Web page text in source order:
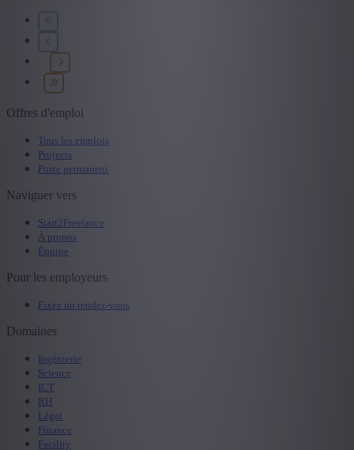
+ Montrer plus
Offres d'emploi
Tous les emplois
Projects
Poste permanent
Naviguer vers
Start2Freelance
À propos
Équipe
Pour les employeurs
Fixez un rendez-vous
Domaines
Ingénierie
Science
ICT
RH
Légal
Finance
Facility